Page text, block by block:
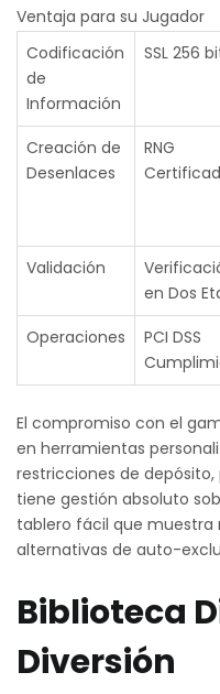
Ventaja para su Jugador
Codificación
de
Información
SSL 256
Creación de
Desenlaces
RNG
Validación
en Dos
Operaciones
PCI DSS
El compromiso con el
en herramientas
restricciones de
tiene gestión absoluto
tablero fácil que
alternativas de auto-
Biblioteca
Diversión